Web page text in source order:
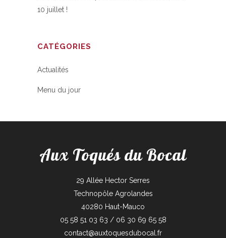
10 juillet !
CATÉGORIES
Actualités
Menu du jour
Aux Toqués du Bocal
29 Allée Hector Serres
Technopôle Agrolandes
40280 Haut-Mauco
05 58 51 03 63 / 06 30 69 65 58
contact@auxtoquesdubocal.fr